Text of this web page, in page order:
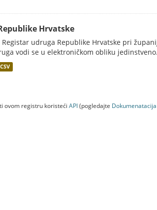
Hrvatske
udruga Republike Hrvatske pri
vodi se u elektroničkom obliku
CSV
ovom registru koristeći API(pogledajte Dokumenаtаcijа